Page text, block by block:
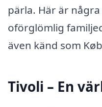
pärla. Här är
oförglömlig
även känd som
Tivoli – En